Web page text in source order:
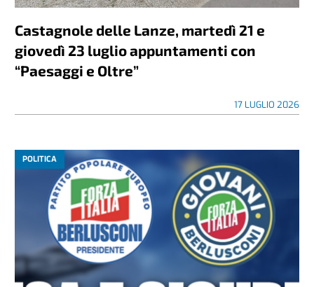
Castagnole delle Lanze, martedì 21 e
giovedì 23 luglio appuntamenti con
“Paesaggi e Oltre”
17 LUGLIO 2026
POLITICA